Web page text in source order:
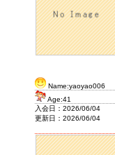
ランティア募集
J&T PARTY
2020/2/7
Name:yaoyao006
Age:41
入会日：2026/06/04
更新日：2026/06/04